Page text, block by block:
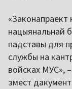
«Законапраект
нацыянальнай
падставы для
службы на
войсках МУС»,
змест